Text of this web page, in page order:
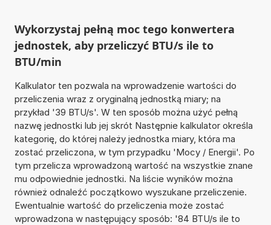
Wykorzystaj pełną moc tego konwertera
jednostek, aby przeliczyć BTU/s ile to
BTU/min
Kalkulator ten pozwala na wprowadzenie wartości do
przeliczenia wraz z oryginalną jednostką miary; na
przykład '39 BTU/s'. W ten sposób można użyć pełną
nazwę jednostki lub jej skrót Następnie kalkulator określa
kategorię, do której należy jednostka miary, która ma
zostać przeliczona, w tym przypadku 'Mocy / Energii'. Po
tym przelicza wprowadzoną wartość na wszystkie znane
mu odpowiednie jednostki. Na liście wyników można
również odnaleźć początkowo wyszukane przeliczenie.
Ewentualnie wartość do przeliczenia może zostać
wprowadzona w następujący sposób: '84 BTU/s ile to